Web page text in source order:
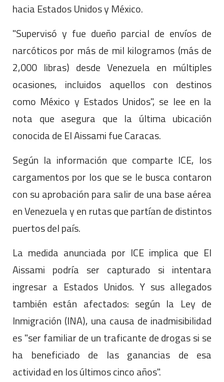
hacia Estados Unidos y México.
"Supervisó y fue dueño parcial de envíos de
narcóticos por más de mil kilogramos (más de
2,000 libras) desde Venezuela en múltiples
ocasiones, incluidos aquellos con destinos
como México y Estados Unidos", se lee en la
nota que asegura que la última ubicación
conocida de El Aissami fue Caracas.
Según la información que comparte ICE, los
cargamentos por los que se le busca contaron
con su aprobación para salir de una base aérea
en Venezuela y en rutas que partían de distintos
puertos del país.
La medida anunciada por ICE implica que El
Aissami podría ser capturado si intentara
ingresar a Estados Unidos. Y sus allegados
también están afectados: según la Ley de
Inmigración (INA), una causa de inadmisibilidad
es "ser familiar de un traficante de drogas si se
ha beneficiado de las ganancias de esa
actividad en los últimos cinco años".